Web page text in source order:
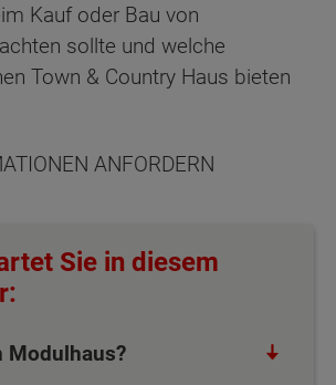
Kauf oder Bau von
sollte und welche
Town & Country Haus bieten
ANFORDERN
Sie in diesem
Modulhaus?